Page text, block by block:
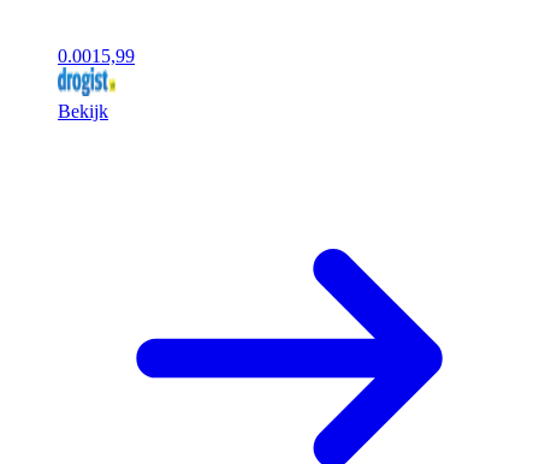
0.0015,99
Bekijk